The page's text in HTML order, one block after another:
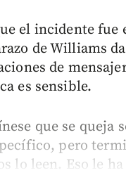
el incidente fue
de Williams
de
es sensible.
que se queja
pero
lo leen. Eso le ha